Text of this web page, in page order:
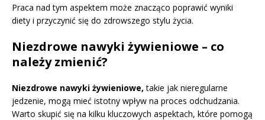
Praca nad tym aspektem może znacząco poprawić wyniki
diety i przyczynić się do zdrowszego stylu życia.
Niezdrowe nawyki żywieniowe – co
należy zmienić?
Niezdrowe nawyki żywieniowe, takie jak nieregularne
jedzenie, mogą mieć istotny wpływ na proces odchudzania.
Warto skupić się na kilku kluczowych aspektach, które pomogą